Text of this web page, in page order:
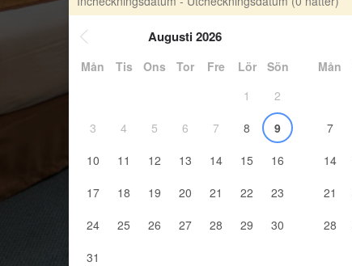
Augusti 2026
Mån Tis Ons Tor Fre Lör
Sön
1
2
3
4 5 6 7 8
9
10
11 12 13 14 15
16
17
18 19 20 21 22
23
24
25 26 27 28 29
30
31
Mån
7
14
21
28